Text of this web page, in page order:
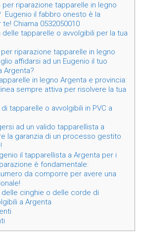
riparazione tapparelle in legno
Eugenio il fabbro onesto è la
Chiama 0532050010
delle tapparelle o avvolgibili per la tua
riparazione tapparelle in legno
affidarsi ad un Eugenio il tuo
Argenta?
in legno Argenta e provincia:
sempre attiva per risolvere la tua
tapparelle o avvolgibili in PVC a
ad un valido tapparellista a
la garanzia di un processo gestito
il tapparellista a Argenta per i
è fondamentale:
da comporre per avere una
cinghie o delle corde di
a Argenta